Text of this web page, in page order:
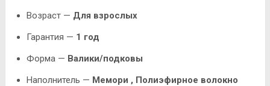
Возраст — Для взрослых
Гарантия — 1 год
Форма — Валики/подковы
Наполнитель — Мемори , Полиэфирное волокно